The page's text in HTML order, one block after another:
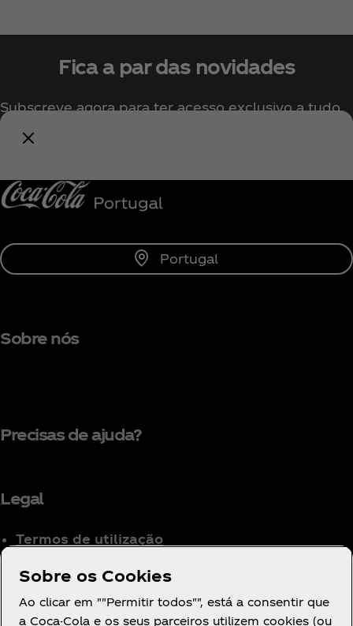
Fica a par das novidades
Subscreve agora para ter acesso exclusivo a tudo
sobre a Coca‑Cola!
Portugal
Sobre nós
Precisas de ajuda?
Legal
Termos de utilização
para Consumidores
Definições de cookies
Sobre os Cookies
Ao clicar em ""Permitir todos"", está a consentir que
a Coca-Cola e os seus parceiros utilizem cookies (ou